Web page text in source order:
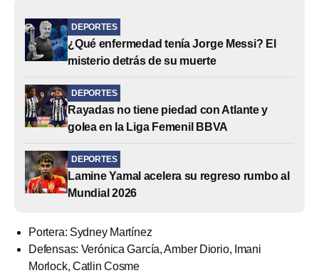
DEPORTES
¿Qué enfermedad tenía Jorge Messi? El
misterio detrás de su muerte
DEPORTES
Rayadas no tiene piedad con Atlante y
golea en la Liga Femenil BBVA
DEPORTES
Lamine Yamal acelera su regreso rumbo al
Mundial 2026
Portera: Sydney Martínez
Defensas: Verónica García, Amber Diorio, Imani
Morlock, Catlin Cosme